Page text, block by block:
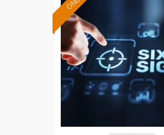
Formación 100%
subvencionada.
Para desempleados,
trabajadores y autónomos.
Sector
-Metal.